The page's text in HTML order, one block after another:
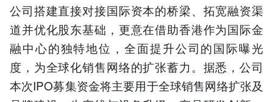
公司搭建直接对接国际资本的桥梁、拓宽融资渠
道并优化股东基础，更意在借助香港作为国际金
融中心的独特地位，全面提升公司的国际曝光
度，为全球化销售网络的扩张蓄力。据悉，公司
本次IPO募集资金将主要用于全球销售网络扩张及